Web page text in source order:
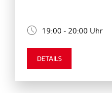
19:00 - 20:00 Uhr
DETAILS